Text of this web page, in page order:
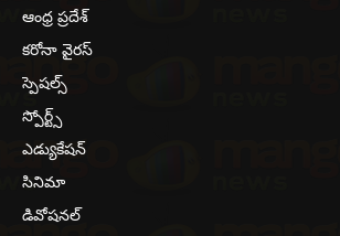
ఆంధ్ర ప్రదేశ్
కరోనా వైరస్
స్పెషల్స్
స్పోర్ట్స్
ఎడ్యుకేషన్
సినిమా
డివోషనల్